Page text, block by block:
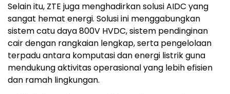
Selain itu, ZTE juga menghadirkan solusi AIDC yang
sangat hemat energi. Solusi ini menggabungkan
sistem catu daya 800V HVDC, sistem pendinginan
cair dengan rangkaian lengkap, serta pengelolaan
terpadu antara komputasi dan energi listrik guna
mendukung aktivitas operasional yang lebih efisien
dan ramah lingkungan.